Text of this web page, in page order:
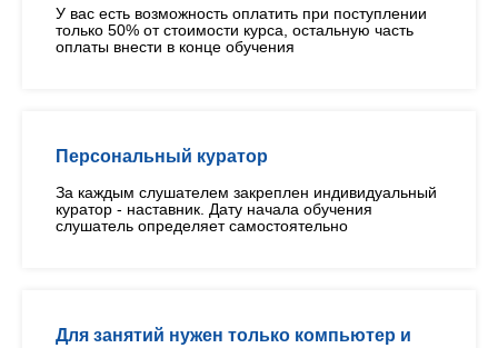
У вас есть возможность оплатить при поступлении
только 50% от стоимости курса, остальную часть
оплаты внести в конце обучения
Персональный куратор
За каждым слушателем закреплен индивидуальный
куратор - наставник. Дату начала обучения
слушатель определяет самостоятельно
Для занятий нужен только компьютер и